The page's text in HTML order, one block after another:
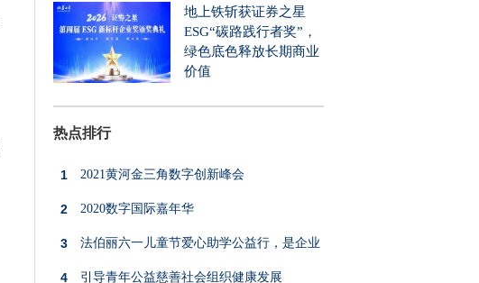
地上铁斩获证券之星
ESG“碳路践行者奖”，
绿色底色释放长期商业
价值
热点排行
1 2021黄河金三角数字创新峰会
2 2020数字国际嘉年华
3 法伯丽六一儿童节爱心助学公益行，是企业
应
4 引导青年公益慈善社会组织健康发展